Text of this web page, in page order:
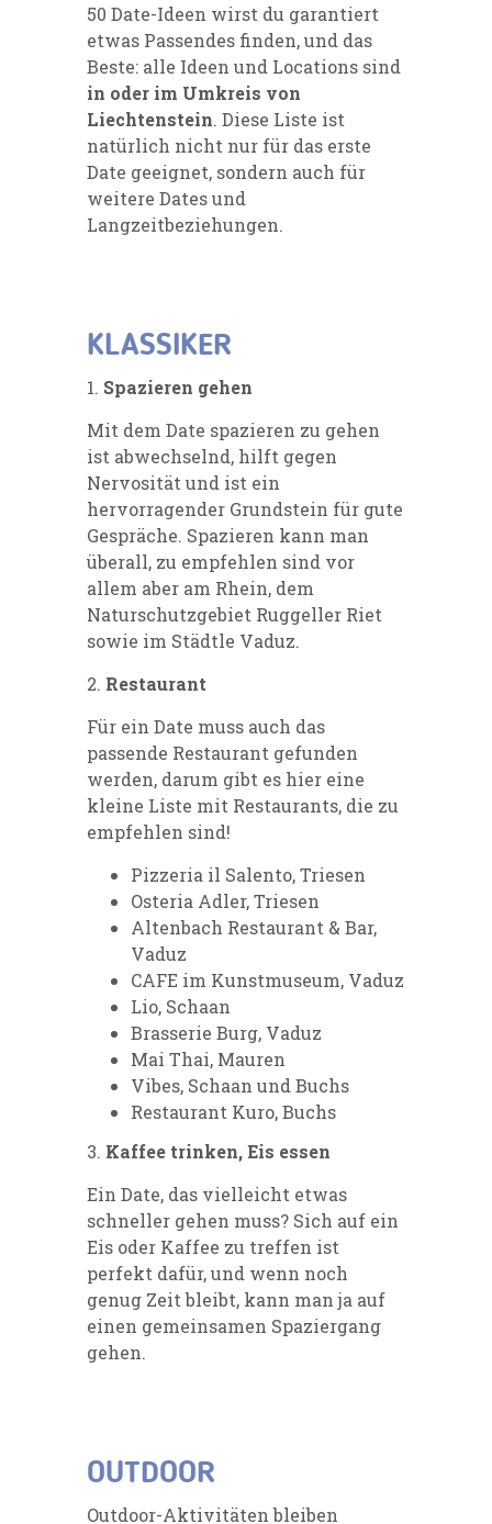
50 Date-Ideen wirst du garantiert
etwas Passendes finden, und das
Beste: alle Ideen und Locations sind
in oder im Umkreis von
Liechtenstein. Diese Liste ist
natürlich nicht nur für das erste
Date geeignet, sondern auch für
weitere Dates und
Langzeitbeziehungen.
KLASSIKER
1. Spazieren gehen
Mit dem Date spazieren zu gehen
ist abwechselnd, hilft gegen
Nervosität und ist ein
hervorragender Grundstein für gute
Gespräche. Spazieren kann man
überall, zu empfehlen sind vor
allem aber am Rhein, dem
Naturschutzgebiet Ruggeller Riet
sowie im Städtle Vaduz.
2. Restaurant
Für ein Date muss auch das
passende Restaurant gefunden
werden, darum gibt es hier eine
kleine Liste mit Restaurants, die zu
empfehlen sind!
Pizzeria il Salento, Triesen
Osteria Adler, Triesen
Altenbach Restaurant & Bar,
Vaduz
CAFE im Kunstmuseum, Vaduz
Lio, Schaan
Brasserie Burg, Vaduz
Mai Thai, Mauren
Vibes, Schaan und Buchs
Restaurant Kuro, Buchs
3. Kaffee trinken, Eis essen
Ein Date, das vielleicht etwas
schneller gehen muss? Sich auf ein
Eis oder Kaffee zu treffen ist
perfekt dafür, und wenn noch
genug Zeit bleibt, kann man ja auf
einen gemeinsamen Spaziergang
gehen.
OUTDOOR
Outdoor-Aktivitäten bleiben